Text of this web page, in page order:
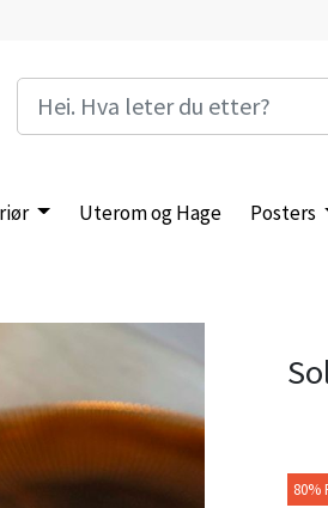
Uterom og Hage Posters
80%